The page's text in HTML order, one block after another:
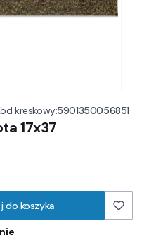
kreskowy:5901350056851
17x37
do koszyka